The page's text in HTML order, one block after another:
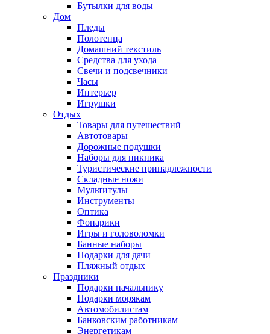
Бутылки для воды
Дом
Пледы
Полотенца
Домашний текстиль
Средства для ухода
Свечи и подсвечники
Часы
Интерьер
Игрушки
Отдых
Товары для путешествий
Автотовары
Дорожные подушки
Наборы для пикника
Туристические принадлежности
Складные ножи
Мультитулы
Инструменты
Оптика
Фонарики
Игры и головоломки
Банные наборы
Подарки для дачи
Пляжный отдых
Праздники
Подарки начальнику
Подарки морякам
Автомобилистам
Банковским работникам
Энергетикам